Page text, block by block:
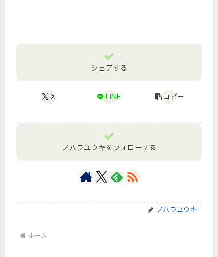
シェアする
X LINE コピー
ノハラユウキをフォローする
ノハラユウキ
ホーム